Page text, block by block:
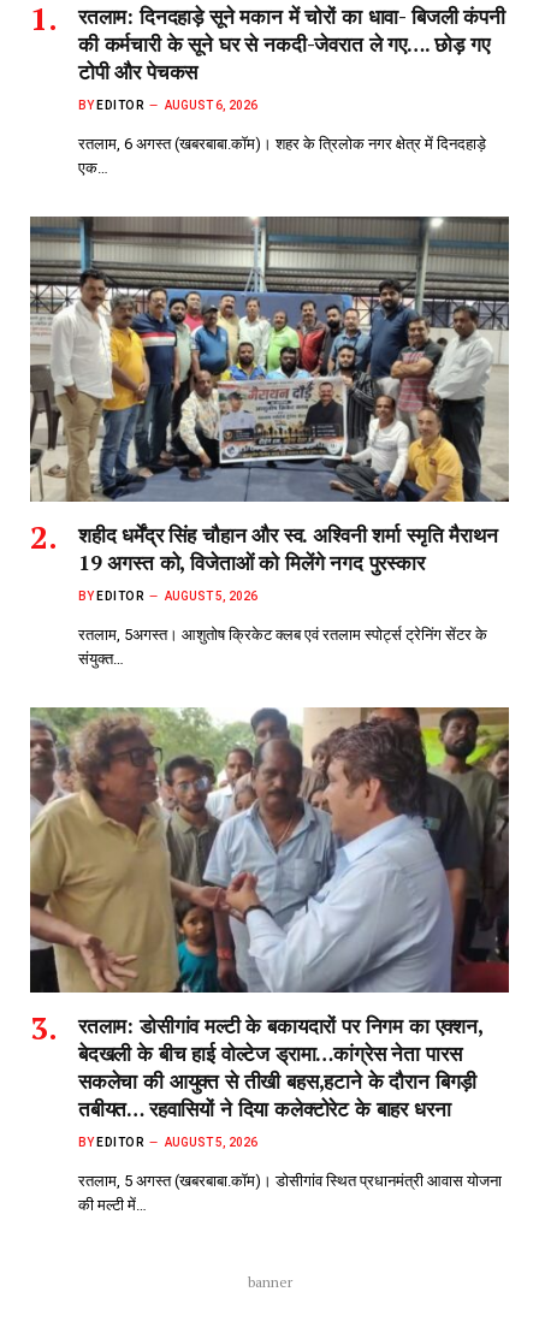
रतलाम: दिनदहाड़े सूने मकान में चोरों का धावा- बिजली कंपनी
की कर्मचारी के सूने घर से नकदी-जेवरात ले गए…. छोड़ गए
टोपी और पेचकस
BY EDITOR AUGUST 6, 2026
रतलाम, 6 अगस्त (खबरबाबा.कॉम)। शहर के त्रिलोक नगर क्षेत्र में दिनदहाड़े
एक…
शहीद धर्मेंद्र सिंह चौहान और स्व. अश्विनी शर्मा स्मृति मैराथन
19 अगस्त को, विजेताओं को मिलेंगे नगद पुरस्कार
BY EDITOR AUGUST 5, 2026
रतलाम, 5अगस्त। आशुतोष क्रिकेट क्लब एवं रतलाम स्पोर्ट्स ट्रेनिंग सेंटर के
संयुक्त…
रतलाम: डोसीगांव मल्टी के बकायदारों पर निगम का एक्शन,
बेदखली के बीच हाई वोल्टेज ड्रामा…कांग्रेस नेता पारस
सकलेचा की आयुक्त से तीखी बहस,हटाने के दौरान बिगड़ी
तबीयत… रहवासियों ने दिया कलेक्टोरेट के बाहर धरना
BY EDITOR AUGUST 5, 2026
रतलाम, 5 अगस्त (खबरबाबा.कॉम)। डोसीगांव स्थित प्रधानमंत्री आवास योजना
की मल्टी में…
banner